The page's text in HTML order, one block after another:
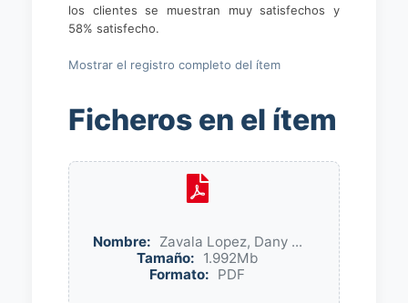
los clientes se muestran muy satisfechos y
58% satisfecho.
Mostrar el registro completo del ítem
Ficheros en el ítem
Nombre: Zavala Lopez, Dany ...
Tamaño: 1.992Mb
Formato: PDF